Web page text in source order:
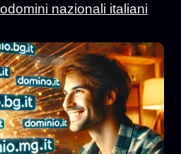
nazionali italiani